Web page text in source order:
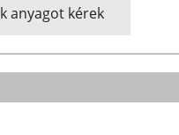
anyagot kérek